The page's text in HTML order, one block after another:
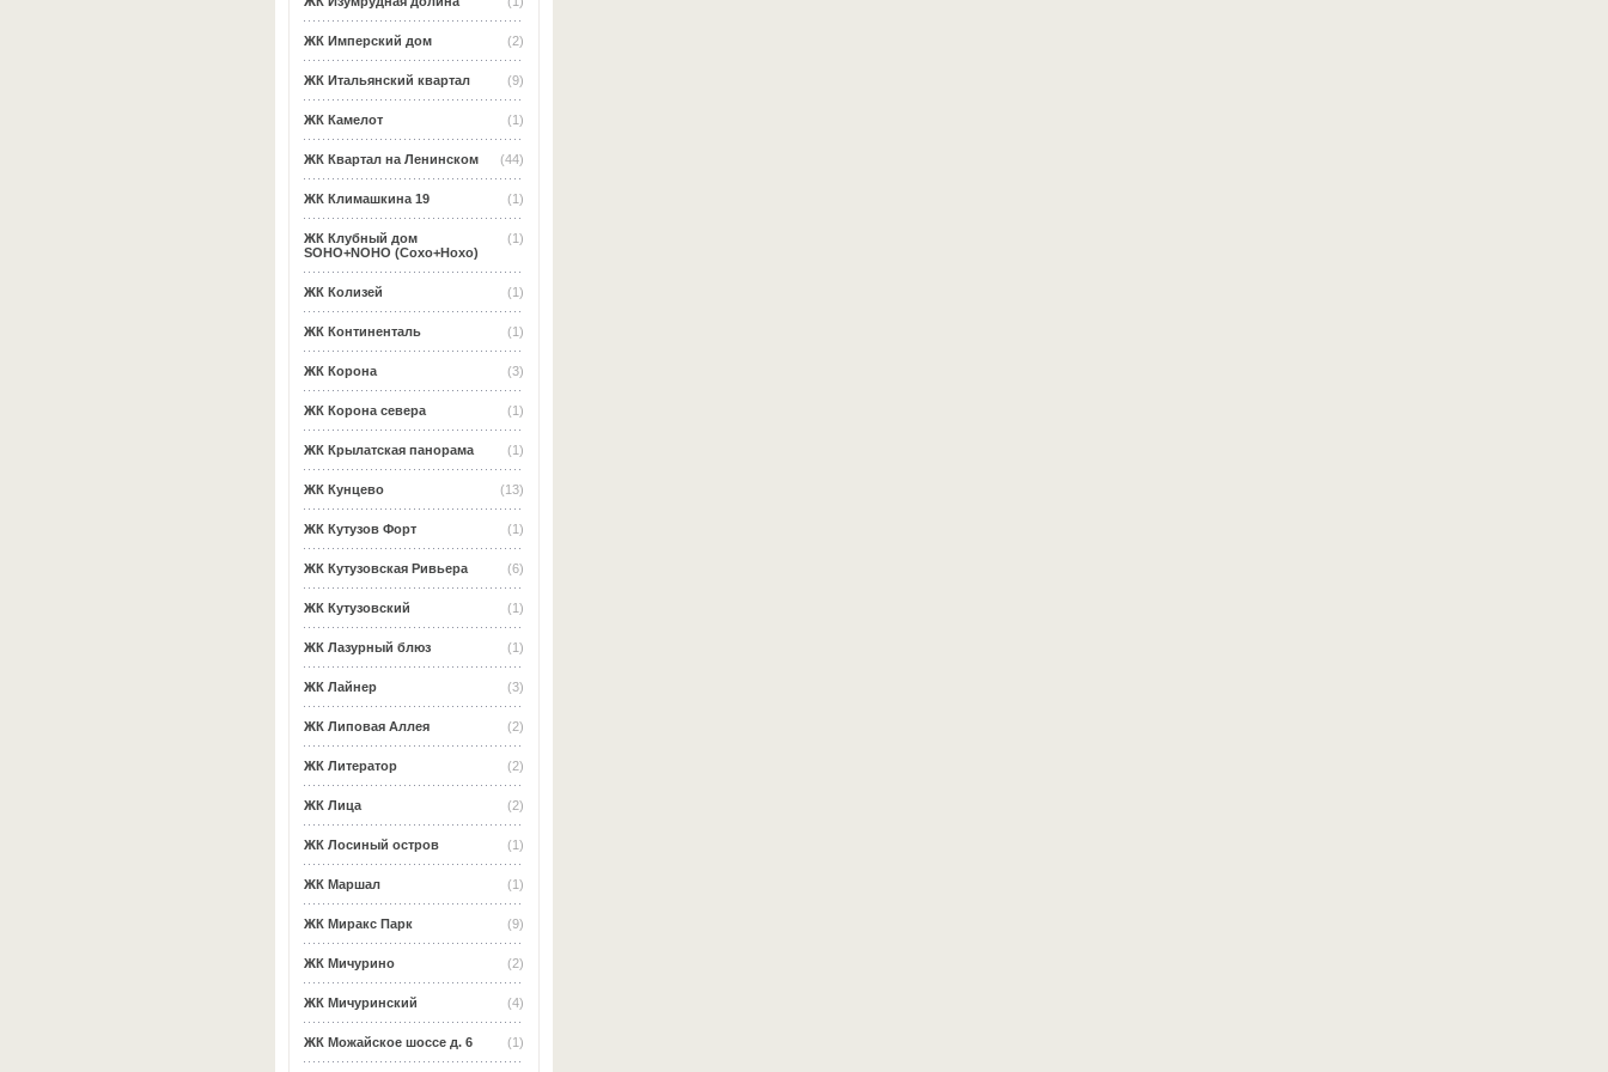
(2)
ЖК Имперский дом
(9)
ЖК Итальянский квартал
(1)
ЖК Камелот
(44)
ЖК Квартал на Ленинском
(1)
ЖК Климашкина 19
(1)
ЖК Клубный дом
SOHO+NOHO (Сохо+Нохо)
(1)
ЖК Колизей
(1)
ЖК Континенталь
(3)
ЖК Корона
(1)
ЖК Корона севера
(1)
ЖК Крылатская панорама
(13)
ЖК Кунцево
(1)
ЖК Кутузов Форт
(6)
ЖК Кутузовская Ривьера
(1)
ЖК Кутузовский
(1)
ЖК Лазурный блюз
(3)
ЖК Лайнер
(2)
ЖК Липовая Аллея
(2)
ЖК Литератор
(2)
ЖК Лица
(1)
ЖК Лосиный остров
(1)
ЖК Маршал
(9)
ЖК Миракс Парк
(2)
ЖК Мичурино
(4)
ЖК Мичуринский
(1)
ЖК Можайское шоссе д. 6